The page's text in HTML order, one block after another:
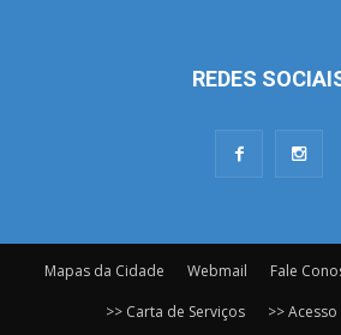
REDES
Mapas da Cidade Webmail Fale
>> Carta de Serviços
>>